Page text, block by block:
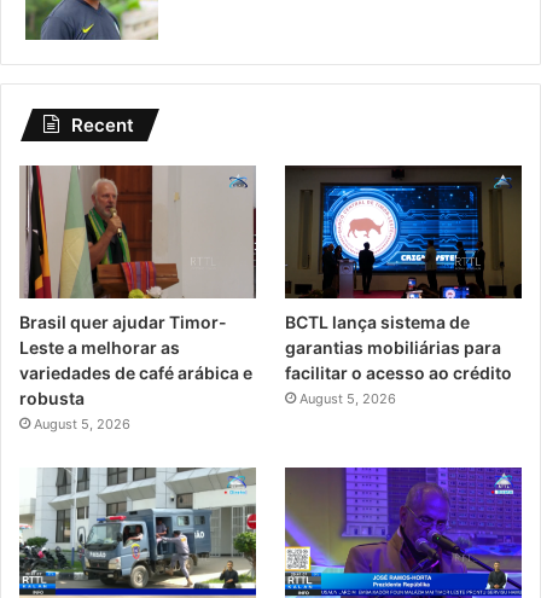
Recent
Brasil quer ajudar Timor-
Leste a melhorar as
variedades de café arábica e
robusta
August 5, 2026
BCTL lança sistema de
garantias mobiliárias para
facilitar o acesso ao crédito
August 5, 2026